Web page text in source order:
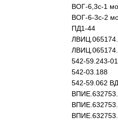
ВОГ-6,3с-1
ВОГ-6-3с-2
ПД1-44
542-59.243-01
542-03.188
542-59.062